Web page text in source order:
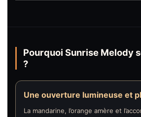
Pourquoi Sunrise Melody
?
Une ouverture lumineuse et
La mandarine, l’orange amère et